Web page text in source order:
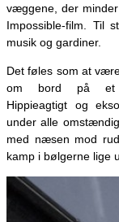
væggene, der
Impossible-film. Til
musik og gardiner.
Det føles som at
om bord på et
Hippieagtigt og
under alle
med næsen mod
kamp i bølgerne lige